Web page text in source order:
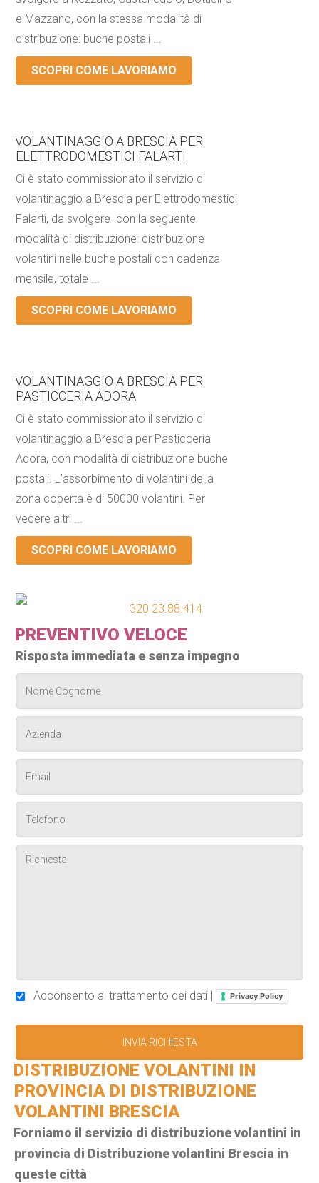
e Mazzano, con la stessa modalità di
distribuzione: buche postali ...
SCOPRI COME LAVORIAMO
VOLANTINAGGIO A BRESCIA PER
ELETTRODOMESTICI FALARTI
Ci è stato commissionato il servizio di
volantinaggio a Brescia per Elettrodomestici
Falarti, da svolgere con la seguente
modalità di distribuzione: distribuzione
volantini nelle buche postali con cadenza
mensile, totale ...
SCOPRI COME LAVORIAMO
VOLANTINAGGIO A BRESCIA PER
PASTICCERIA ADORA
Ci è stato commissionato il servizio di
volantinaggio a Brescia per Pasticceria
Adora, con modalità di distribuzione buche
postali. L’assorbimento di volantini della
zona coperta è di 50000 volantini. Per
vedere altri ...
SCOPRI COME LAVORIAMO
320 23.88.414
PREVENTIVO VELOCE
Risposta immediata e senza impegno
Acconsento al trattamento dei dati | Privacy Policy
DISTRIBUZIONE VOLANTINI IN
PROVINCIA DI DISTRIBUZIONE
VOLANTINI BRESCIA
Forniamo il servizio di distribuzione volantini in
provincia di Distribuzione volantini Brescia in
queste città